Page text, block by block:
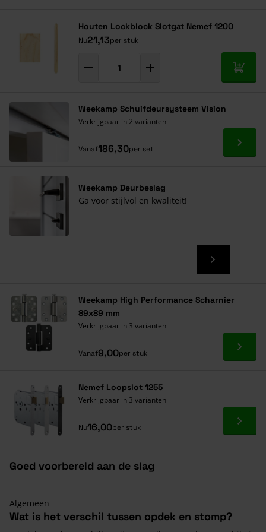
Houten Lockblock Slotgat Nemef 1200
Nu21,13per stuk
In
Weekamp Schuifdeursysteem Vision
Verkrijgbaar in 2 varianten
Vanaf186,30per set Ga
Weekamp Deurbeslag
Ga voor stijlvol en kwaliteit!
Weekamp High Performance Scharnier
89x89 mm
Verkrijgbaar in 3 varianten
Vanaf9,00per stuk Ga
Nemef Loopslot 1255
Verkrijgbaar in 3 varianten
Nu16,00per stuk Ga
Goed voorbereid aan de slag
Algemeen
Wat is het verschil tussen opdek en stomp?